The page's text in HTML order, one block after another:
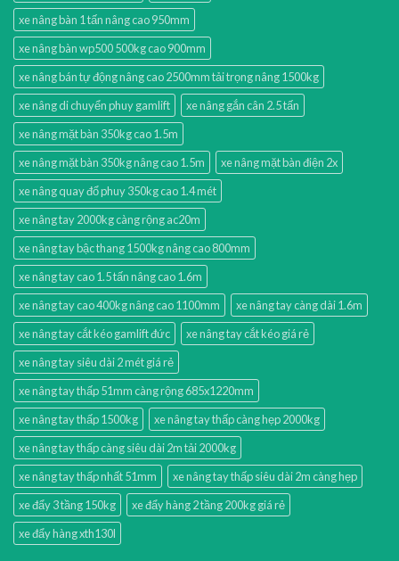
xe nâng bàn 1 tấn nâng cao 950mm
xe nâng bàn wp500 500kg cao 900mm
xe nâng bán tự động nâng cao 2500mm tải trọng nâng 1500kg
xe nâng di chuyển phuy gamlift
xe nâng gắn cân 2.5 tấn
xe nâng mặt bàn 350kg cao 1.5m
xe nâng mặt bàn 350kg nâng cao 1.5m
xe nâng mặt bàn điện 2x
xe nâng quay đổ phuy 350kg cao 1.4 mét
xe nâng tay 2000kg càng rộng ac20m
xe nâng tay bậc thang 1500kg nâng cao 800mm
xe nâng tay cao 1.5 tấn nâng cao 1.6m
xe nâng tay cao 400kg nâng cao 1100mm
xe nâng tay càng dài 1.6m
xe nâng tay cắt kéo gamlift đức
xe nâng tay cắt kéo giá rẻ
xe nâng tay siêu dài 2 mét giá rẻ
xe nâng tay thấp 51mm càng rộng 685x1220mm
xe nâng tay thấp 1500kg
xe nâng tay thấp càng hẹp 2000kg
xe nâng tay thấp càng siêu dài 2m tải 2000kg
xe nâng tay thấp nhất 51mm
xe nâng tay thấp siêu dài 2m càng hẹp
xe đẩy 3 tầng 150kg
xe đẩy hàng 2 tầng 200kg giá rẻ
xe đẩy hàng xth130l